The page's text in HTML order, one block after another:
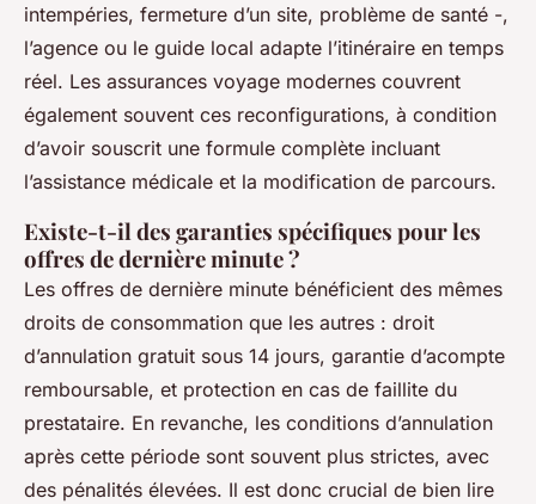
intempéries, fermeture d’un site, problème de santé -,
l’agence ou le guide local adapte l’itinéraire en temps
réel. Les assurances voyage modernes couvrent
également souvent ces reconfigurations, à condition
d’avoir souscrit une formule complète incluant
l’assistance médicale et la modification de parcours.
Existe-t-il des garanties spécifiques pour les
offres de dernière minute ?
Les offres de dernière minute bénéficient des mêmes
droits de consommation que les autres : droit
d’annulation gratuit sous 14 jours, garantie d’acompte
remboursable, et protection en cas de faillite du
prestataire. En revanche, les conditions d’annulation
après cette période sont souvent plus strictes, avec
des pénalités élevées. Il est donc crucial de bien lire